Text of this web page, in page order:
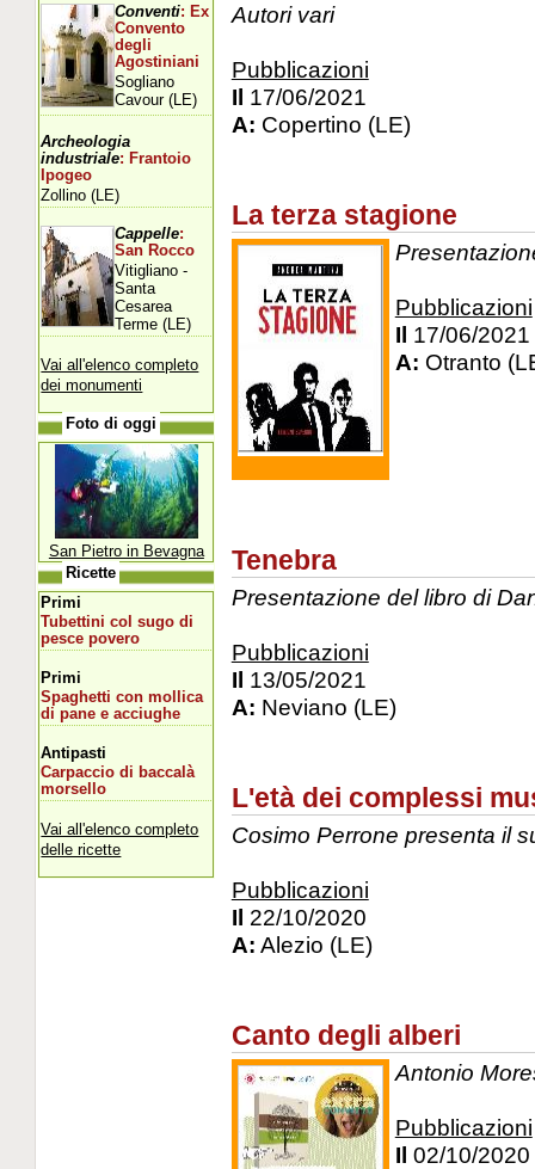
Autori vari
Pubblicazioni
Il 17/06/2021
A: Copertino (LE)
La terza stagione
Pubblicazioni
Il 17/06/2021
A: Otranto
Tenebra
Presentazione del libro di
Pubblicazioni
Il 13/05/2021
A: Neviano (LE)
L'età dei complessi
Cosimo Perrone presenta il
Pubblicazioni
Il 22/10/2020
A: Alezio (LE)
Canto degli alberi
Antonio
Pubblicazioni
Il 02/10/2020
Conventi: Ex
Convento
degli
Agostiniani
Sogliano
Cavour (LE)
Archeologia
industriale: Frantoio
Ipogeo
Zollino (LE)
Cappelle:
San Rocco
Vitigliano -
Santa
Cesarea
Terme (LE)
Vai all'elenco completo
dei monumenti
Foto di oggi
San Pietro in Bevagna
Ricette
Primi
Tubettini col sugo di
pesce povero
Primi
Spaghetti con mollica
di pane e acciughe
Antipasti
Carpaccio di baccalà
morsello
Vai all'elenco completo
delle ricette